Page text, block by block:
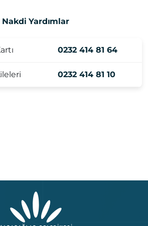
Nakdi Yardımlar
0232 414 81 64
0232 414 81 10